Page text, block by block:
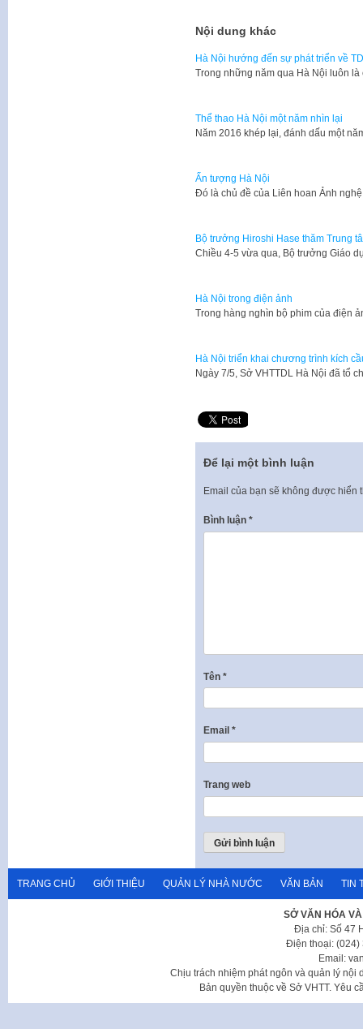
Nội dung khác
Hà Nội hướng đến sự phát triển về
​Trong những năm qua Hà Nội luôn
Thể thao Hà Nội một năm nhìn lại
Năm 2016 khép lại, đánh dấu một
Ấn tượng Hà Nội
Đó là chủ đề của Liên hoan Ảnh
Bộ trưởng Hiroshi Hase thăm Trung
Chiều 4-5 vừa qua, Bộ trưởng Giáo
Hà Nội trong điện ảnh
​Trong hàng nghìn bộ phim của điện
Hà Nội triển khai chương trình kích
​Ngày 7/5, Sở VHTTDL Hà Nội đã tổ
Để lại một bình luận
Email của bạn sẽ không được hiển
Bình luận *
Tên *
Email *
Trang web
TRANG CHỦ GIỚI THIỆU QUẢN LÝ NHÀ NƯỚC VĂN BẢN TIN
SỞ VĂN HÓA
Địa chỉ: Số 47
Điện thoại: (024)
Email:
Chịu trách nhiệm phát ngôn và quản lý nội
Bản quyền thuộc về Sở VHTT. Yêu